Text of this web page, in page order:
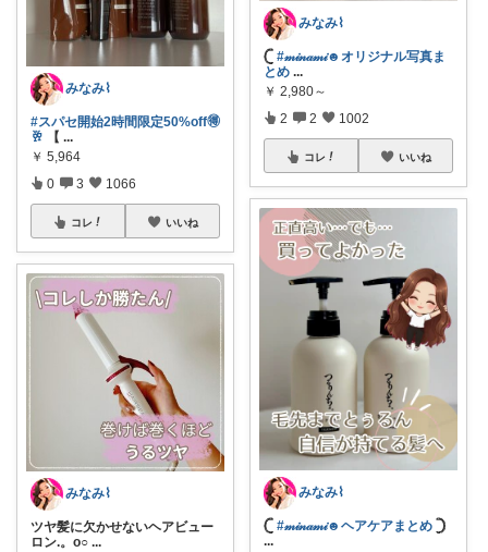
みなみ⌇
#スパセ開始2時間限定50%off🉐
🥂 【 ...
￥ 5,964
0 3 1066
コレ いいね
みなみ⌇
ツヤ髪に欠かせないヘアビュー
ロン.。o○ ...
みなみ⌇
𓊆 #𝓂𝒾𝓃𝒶𝓂𝒾☻オリジナル写真ま
とめ ...
￥ 2,980～
2 2 1002
コレ いいね
みなみ⌇
𓊆 #𝓂𝒾𝓃𝒶𝓂𝒾☻ヘアケアまとめ 𓊇
...